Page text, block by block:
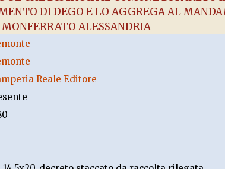
DI DEGO E LO AGGREGA AL
MONFERRATO ALESSANDRIA
Reale Editore